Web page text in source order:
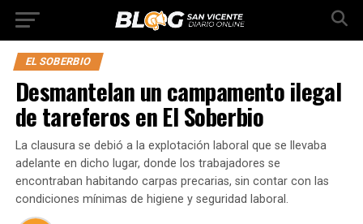
EL SOBERBIO
Desmantelan un campamento ilegal
de tareferos en El Soberbio
La clausura se debió a la explotación laboral que se llevaba
adelante en dicho lugar, donde los trabajadores se
encontraban habitando carpas precarias, sin contar con las
condiciones mínimas de higiene y seguridad laboral.